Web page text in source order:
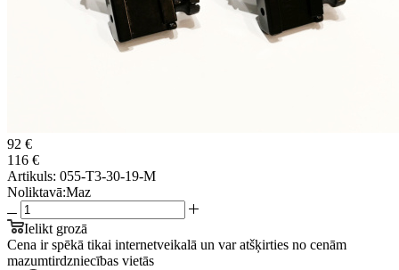
92 €
116 €
Artikuls: 055-T3-30-19-M
Noliktavā:Maz
Ielikt grozā
Cena ir spēkā tikai internetveikalā un var atšķirties no cenām
mazumtirdzniecības vietās